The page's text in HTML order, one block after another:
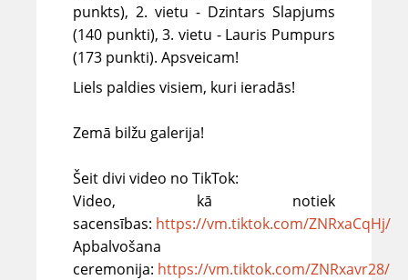
punkts), 2. vietu - Dzintars Slapjums
(140 punkti), 3. vietu - Lauris Pumpurs
(173 punkti). Apsveicam!
Liels paldies visiem, kuri ieradās!
Zemā bilžu galerija!
Šeit divi video no TikTok:
Video, kā notiek
sacensības: https://vm.tiktok.com/ZNRxaCqHj/
Apbalvošana
ceremonija: https://vm.tiktok.com/ZNRxavr28/